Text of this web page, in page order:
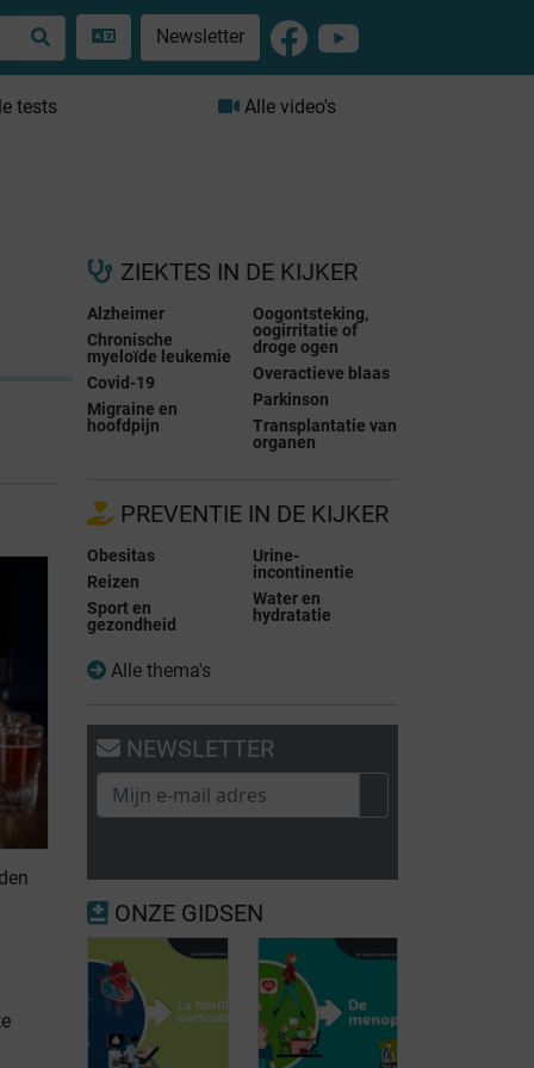
Newsletter
tests Alle video's
ZIEKTES IN DE KIJKER
Alzheimer
Chronische
myeloïde leukemie
Covid-19
Migraine en
hoofdpijn
Oogontsteking,
oogirritatie of
droge ogen
Overactieve blaas
Parkinson
Transplantatie van
organen
PREVENTIE IN DE KIJKER
Obesitas
Reizen
Sport en
gezondheid
Urine-
incontinentie
Water en
hydratatie
Alle thema's
NEWSLETTER
ONZE GIDSEN